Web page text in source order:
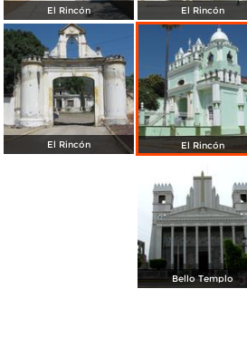
El Rincón El Rincón
El Rincón El Rincón
Bello Templo